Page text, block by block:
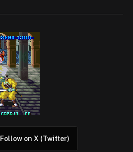
Follow on X (Twitter)